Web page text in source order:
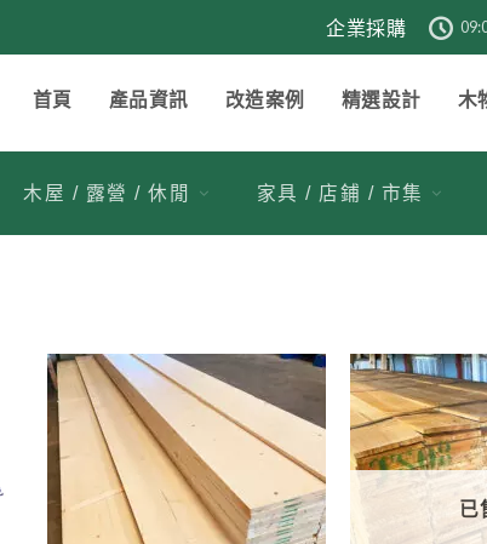
企業採購
首頁 產品資訊 改造案例 精選設計 木
木屋 / 露營 / 休閒 家具 / 店鋪 / 市集
到收
單
已